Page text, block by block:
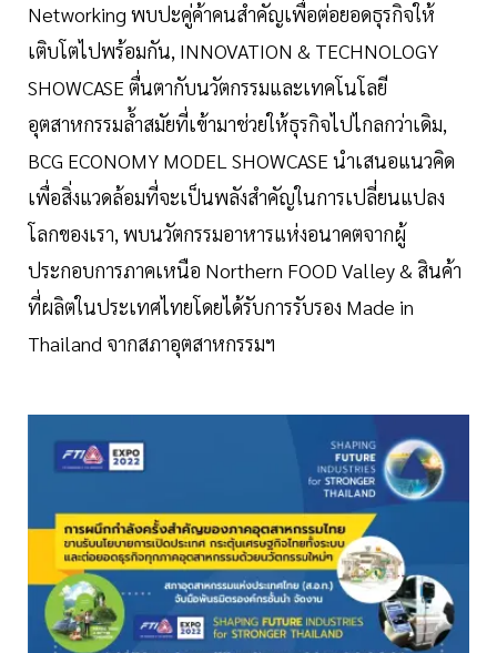
Networking พบปะคู่ค้าคนสำคัญเพื่อต่อยอดธุรกิจให้
เติบโตไปพร้อมกัน, INNOVATION & TECHNOLOGY
SHOWCASE ตื่นตากับนวัตกรรมและเทคโนโลยี
อุตสาหกรรมล้ำสมัยที่เข้ามาช่วยให้ธุรกิจไปไกลกว่าเดิม,
BCG ECONOMY MODEL SHOWCASE นำเสนอแนวคิด
เพื่อสิ่งแวดล้อมที่จะเป็นพลังสำคัญในการเปลี่ยนแปลง
โลกของเรา, พบนวัตกรรมอาหารแห่งอนาคตจากผู้
ประกอบการภาคเหนือ Northern FOOD Valley & สินค้า
ที่ผลิตในประเทศไทยโดยได้รับการรับรอง Made in
Thailand จากสภาอุตสาหกรรมฯ